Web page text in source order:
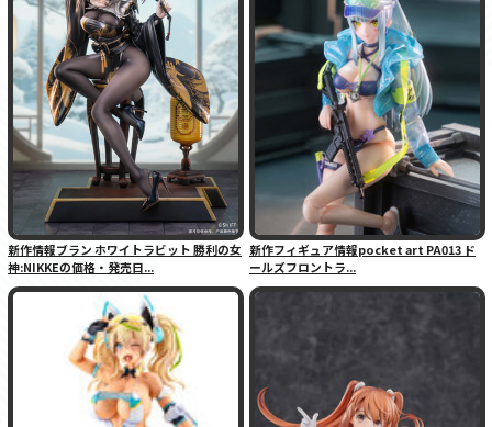
新作情報ブラン ホワイトラビット 勝利の女
神:NIKKEの価格・発売日...
新作フィギュア情報pocket art PA013 ド
ールズフロントラ...